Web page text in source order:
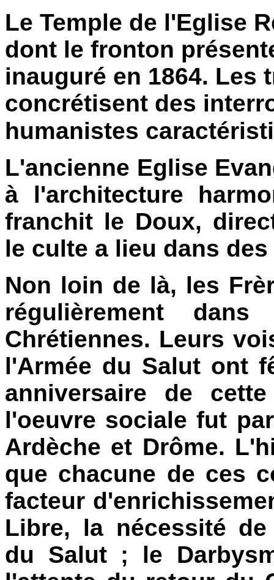
Le Temple de l'Eglise
dont le fronton
inauguré en 1864. Les
concrétisent des
humanistes
L'ancienne Eglise
à l'architecture
franchit le Doux,
le culte a lieu dans
Non loin de là, les
régulièrement
Chrétiennes. Leurs
l'Armée du Salut ont
anniversaire de
l'oeuvre sociale fut
Ardèche et Drôme.
que chacune de ces
facteur
Libre, la nécessité
du Salut ; le